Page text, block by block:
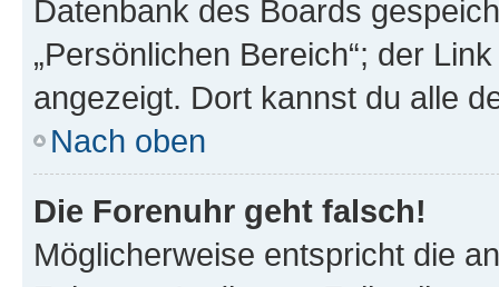
Datenbank des Boards
„Persönlichen Bereich“; der
angezeigt. Dort kannst du alle
Nach oben
Die Forenuhr geht falsch!
Möglicherweise entspricht die